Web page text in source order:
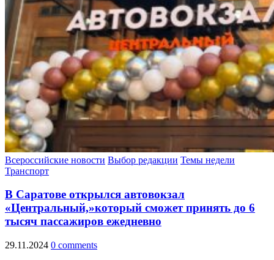
Всероссийские новости Выбор редакции Темы недели
Транспорт
В Саратове открылся автовокзал
«Центральный,»который сможет принять до 6
тысяч пассажиров ежедневно
29.11.2024 0 comments